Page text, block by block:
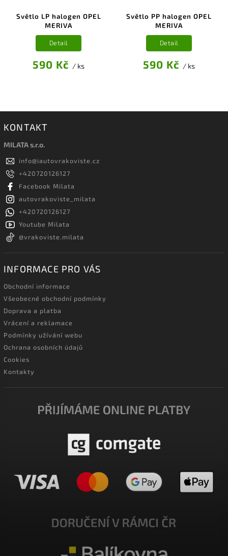
Světlo LP halogen OPEL
MERIVA
590 Kč / ks
Detail
Světlo PP halogen OPEL
MERIVA
590 Kč / ks
Detail
KONTAKT
MILATA s.r.o.
info@iautovrakoviste.cz
+420720126127
Facebook Milata
autovrakoviste_milata
+420720126127
Youtube Milata
@vrakoviste.milata
INFORMACE PRO VÁS
Obchodní informace
Všeobecné obchodní podmínky
Doprava a platba
Vrácení a reklamace
Podmínky užívání webu
Ochrana osobních údajů
Cookies
Kontakty